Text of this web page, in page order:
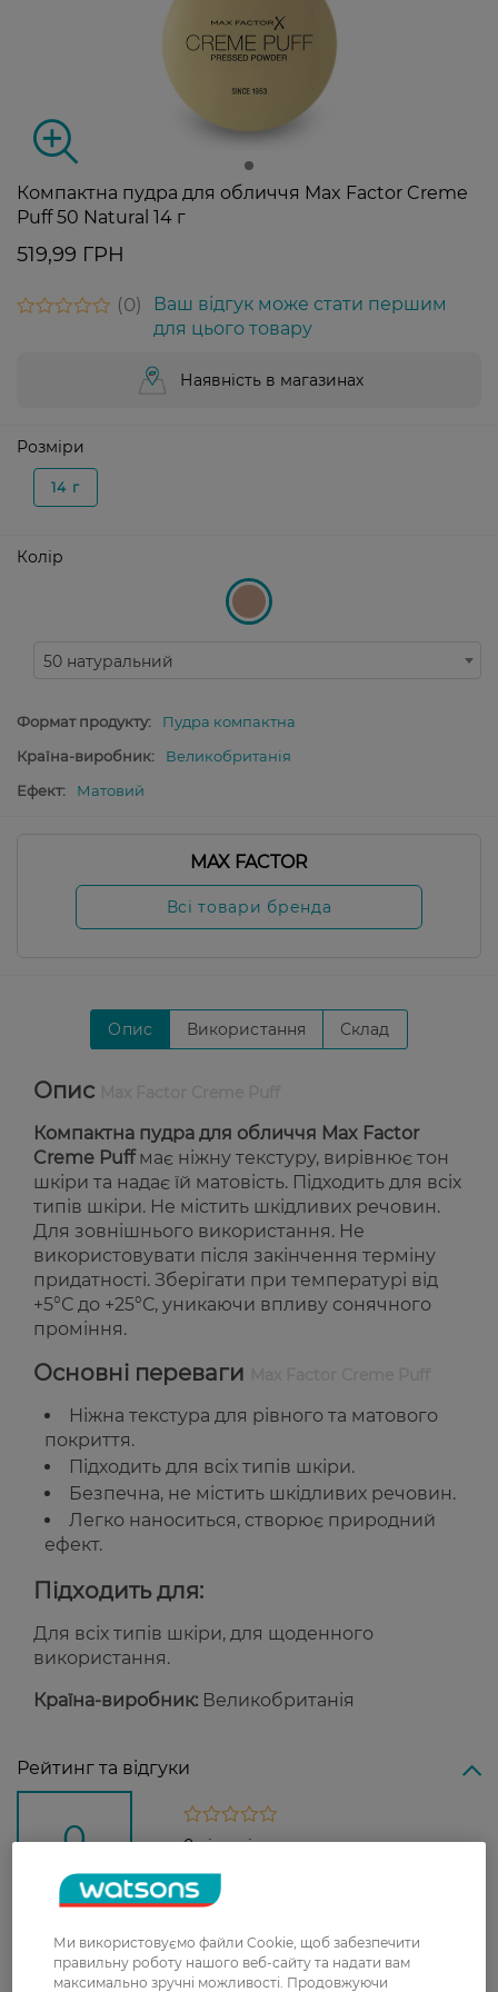
Компактна пудра для обличчя Max Factor Creme
Puff 50 Natural 14 г
519,99 ГРН
0
Ваш відгук може стати першим
для цього товару
Наявність в магазинах
Розміри
14 г
Колір
50 натуральний
Формат продукту:
Пудра компактна
Країна-виробник:
Великобританія
Ефект:
Матовий
MAX FACTOR
Всі товари бренда
Опис Використання Склад
Опис
Компактна пудра для обличчя Max Factor
Creme Puffмає ніжну текстуру, вирівнює тон
шкіри та надає їй матовість. Підходить для всіх
типів шкіри. Не містить шкідливих речовин.
Для зовнішнього використання. Не
використовувати після закінчення терміну
придатності. Зберігати при температурі від
+5°С до +25°С, уникаючи впливу сонячного
проміння.
Основні переваги
Ніжна текстура для рівного та матового
покриття.
Підходить для всіх типів шкіри.
Безпечна, не містить шкідливих речовин.
Легко наноситься, створює природний
ефект.
Підходить для:
Для всіх типів шкіри, для щоденного
використання.
Країна-виробник: Великобританія
Рейтинг та відгуки
0
З 0 відгуків
0 відгуків
Доставка
Ми використовуємо файли Cookie, щоб забезпечити
правильну роботу нашого веб-сайту та надати вам
максимально зручні можливості. Продовжуючи